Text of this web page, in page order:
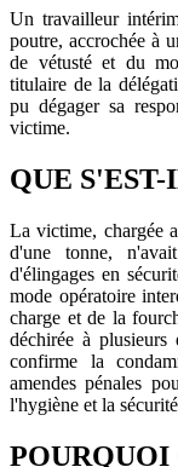
Un travailleur
poutre, accrochée à
de vétusté et du
titulaire de la
pu dégager sa
victime.
QUE S'EST-
La victime, chargée
d'une tonne,
d'élingages en
mode opératoire
charge et de la
déchirée à plusieurs
confirme la
amendes pénales
l'hygiène et la
POURQUOI